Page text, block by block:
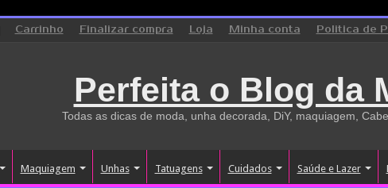
Carrinho Finalizar compra Loja Minha conta Politica de
Perfeita o Blog da
Todas as dicas de moda, unha decorada, DiY, maquiagem,
Maquiagem Unhas Tatuagens Cuidados Saúde e Lazer